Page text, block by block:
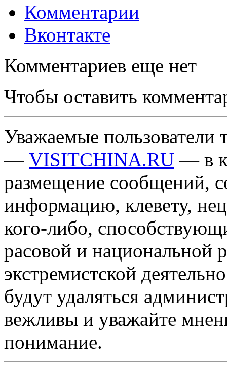
Комментарии
Вконтакте
Комментариев еще нет
Чтобы оставить
Уважаемые пользователи
— VISITCHINA.RU — в
размещение сообщений,
информацию, клевету,
кого-либо,
расовой и национальной
экстремистской
будут удаляться
вежливы и уважайте
понимание.